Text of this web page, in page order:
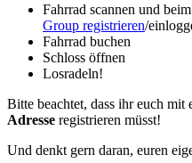
Fahrrad scannen und beim
Group registrieren/
Fahrrad buchen
Schloss öffnen
Losradeln!
Bitte beachtet, dass ihr euch mit
Adresse registrieren müsst!
Und denkt gern daran, euren